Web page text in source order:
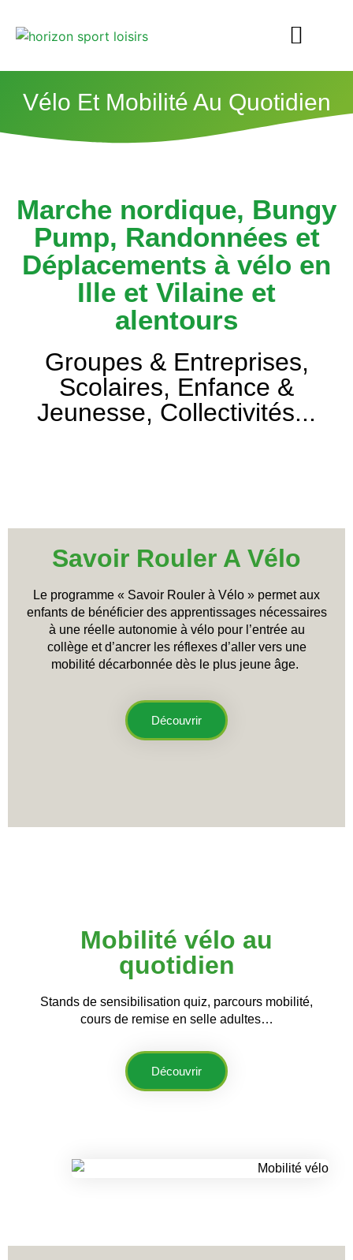
Vélo Et Mobilité Au Quotidien
Marche nordique, Bungy
Pump, Randonnées et
Déplacements à vélo en
Ille et Vilaine et
alentours
Groupes & Entreprises,
Scolaires, Enfance &
Jeunesse, Collectivités...
Savoir Rouler A Vélo
Le programme « Savoir Rouler à Vélo » permet aux
enfants de bénéficier des apprentissages nécessaires
à une réelle autonomie à vélo pour l’entrée au
collège et d’ancrer les réflexes d’aller vers une
mobilité décarbonnée dès le plus jeune âge.
Découvrir
Mobilité vélo au
quotidien
Stands de sensibilisation quiz, parcours mobilité,
cours de remise en selle adultes…
Découvrir